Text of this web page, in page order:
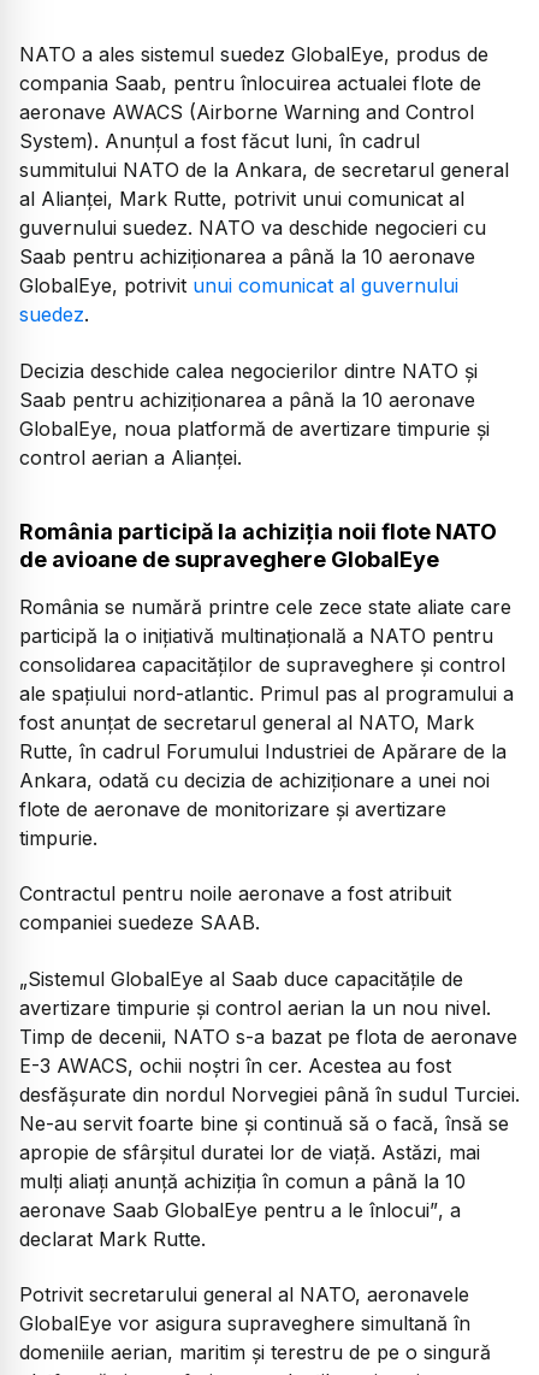
NATO a ales sistemul suedez GlobalEye, produs de
compania Saab, pentru înlocuirea actualei flote de
aeronave AWACS (Airborne Warning and Control
System). Anunțul a fost făcut luni, în cadrul
summitului NATO de la Ankara, de secretarul general
al Alianței, Mark Rutte, potrivit unui comunicat al
guvernului suedez. NATO va deschide negocieri cu
Saab pentru achiziționarea a până la 10 aeronave
GlobalEye, potrivit unui comunicat al guvernului
suedez.
Decizia deschide calea negocierilor dintre NATO și
Saab pentru achiziționarea a până la 10 aeronave
GlobalEye, noua platformă de avertizare timpurie și
control aerian a Alianței.
România participă la achiziția noii flote NATO
de avioane de supraveghere GlobalEye
România se numără printre cele zece state aliate care
participă la o inițiativă multinațională a NATO pentru
consolidarea capacităților de supraveghere și control
ale spațiului nord-atlantic. Primul pas al programului a
fost anunțat de secretarul general al NATO, Mark
Rutte, în cadrul Forumului Industriei de Apărare de la
Ankara, odată cu decizia de achiziționare a unei noi
flote de aeronave de monitorizare și avertizare
timpurie.
Contractul pentru noile aeronave a fost atribuit
companiei suedeze SAAB.
„Sistemul GlobalEye al Saab duce capacitățile de
avertizare timpurie și control aerian la un nou nivel.
Timp de decenii, NATO s-a bazat pe flota de aeronave
E-3 AWACS, ochii noștri în cer. Acestea au fost
desfășurate din nordul Norvegiei până în sudul Turciei.
Ne-au servit foarte bine și continuă să o facă, însă se
apropie de sfârșitul duratei lor de viață. Astăzi, mai
mulți aliați anunță achiziția în comun a până la 10
aeronave Saab GlobalEye pentru a le înlocui”, a
declarat Mark Rutte.
Potrivit secretarului general al NATO, aeronavele
GlobalEye vor asigura supraveghere simultană în
domeniile aerian, maritim și terestru de pe o singură